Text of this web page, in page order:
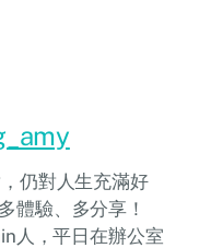
仍對人生充滿好
體驗、多分享！
人，平日在辦公室